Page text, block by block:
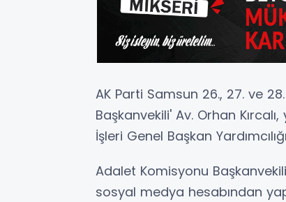
AK Parti Samsun 26., 27. ve
Başkanvekili' Av. Orhan
İşleri Genel Başkan
Adalet Komisyonu
sosyal medya hesabından